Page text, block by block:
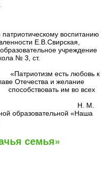
воспитанию
Е.В.Свирская,
учреждение
№ 3, ст.
любовь к
и желание
им во всех
М.
образовательной «Наша
семья»